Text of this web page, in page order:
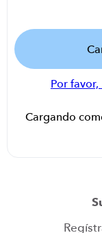
Por
Cargando